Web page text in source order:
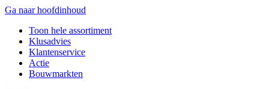
Ga naar hoofdinhoud
Toon hele assortiment
Klusadvies
Klantenservice
Actie
Bouwmarkten